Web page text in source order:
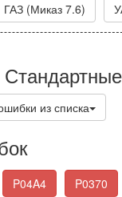
ГАЗ (Миказ 7.6)
из списка
P04A4
P0370